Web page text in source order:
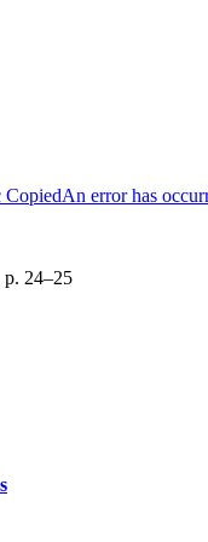
CopiedAn error has
p. 24–25